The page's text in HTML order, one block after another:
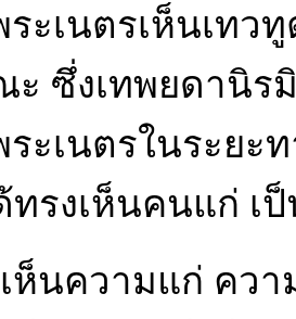
ะเนตรเห็นเทว
ะ ซึ่งเทพยดานิร
ะเนตรในระยะ
รงเห็นคนแก่ เ
ห็นความแก่ คว